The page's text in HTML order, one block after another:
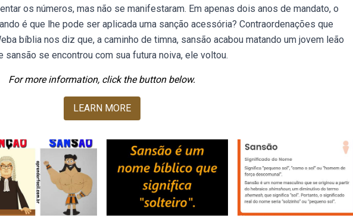
os números, mas não se manifestaram. Em apenas dois anos de mandato, o
é que lhe pode ser aplicada uma sanção acessória? Contraordenações que
bíblia nos diz que, a caminho de timna, sansão acabou matando um jovem leão
se encontrou com sua futura noiva, ele voltou.
For more information, click the button below.
LEARN MORE